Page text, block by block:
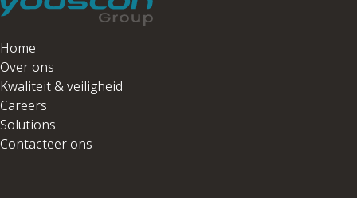
Home
Over ons
Kwaliteit & veiligheid
Careers
Solutions
Contacteer ons